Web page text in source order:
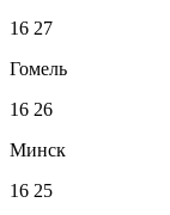
16 27
Гомель
16 26
Минск
16 25